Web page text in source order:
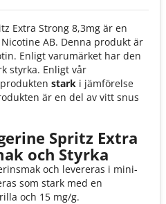
Extra Strong 8,3mg är en
AB. Denna produkt är
Enligt varumärket har den
styrka. Enligt vår
stark i jämförelse
är en del av vitt snus
Spritz Extra
och Styrka
och levereras i mini-
som stark med en
och 15 mg/g.